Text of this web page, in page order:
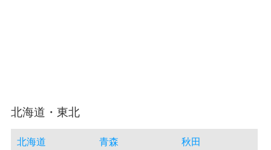
北海道・東北
北海道 青森 秋田